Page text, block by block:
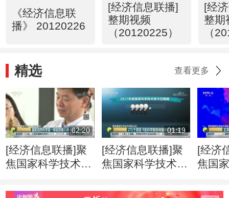
《经济信息联
播》 20120226
[经济信息联播]
整期视频
（20120225）
[经
整期
（
精选 查看更多
02:20
[经济信息联播]聚
焦国家科学技术奖
科学奖一等奖时隔
01:19
[经济信息联播]聚
焦国家科学技术奖
9名科学家获得国
[经济
焦国
云德